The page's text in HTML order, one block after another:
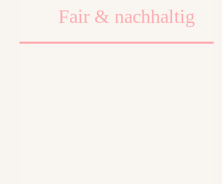
Fair & nachhaltig